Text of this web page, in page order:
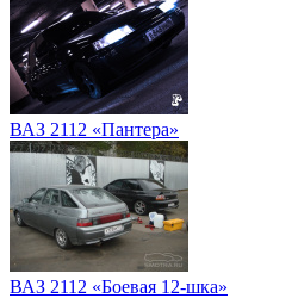
ВАЗ 2112 «Пантера»
ВАЗ 2112 «Боевая 12-шка»